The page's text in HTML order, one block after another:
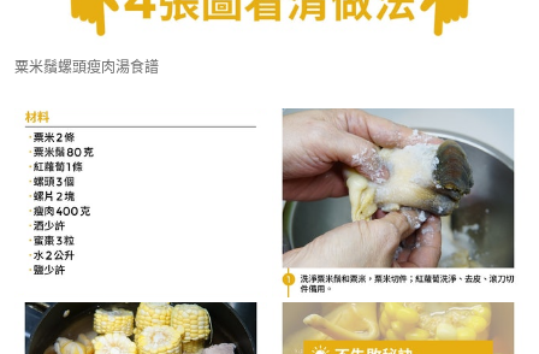
粟米鬚螺頭瘦肉湯食譜